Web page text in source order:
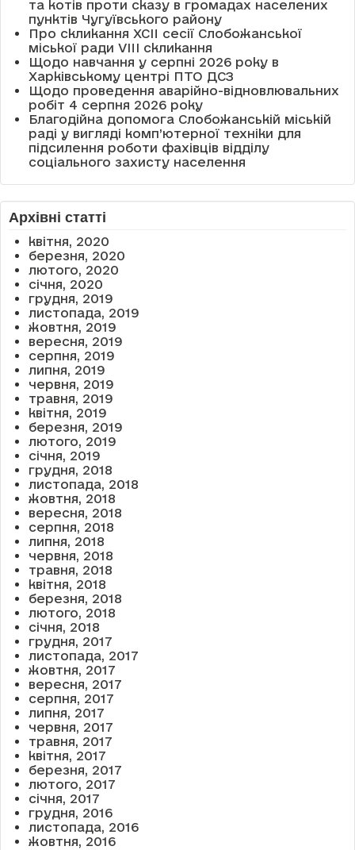
та котів проти сказу в громадах населених
пунктів Чугуївського району
Про скликання XCII сесії Слобожанської
міської ради VIII скликання
Щодо навчання у серпні 2026 року в
Харківському центрі ПТО ДСЗ
Щодо проведення аварійно-відновлювальних
робіт 4 серпня 2026 року
Благодійна допомога Слобожанській міській
раді у вигляді комп’ютерної техніки для
підсилення роботи фахівців відділу
соціального захисту населення
Архівні статті
квітня, 2020
березня, 2020
лютого, 2020
січня, 2020
грудня, 2019
листопада, 2019
жовтня, 2019
вересня, 2019
серпня, 2019
липня, 2019
червня, 2019
травня, 2019
квітня, 2019
березня, 2019
лютого, 2019
січня, 2019
грудня, 2018
листопада, 2018
жовтня, 2018
вересня, 2018
серпня, 2018
липня, 2018
червня, 2018
травня, 2018
квітня, 2018
березня, 2018
лютого, 2018
січня, 2018
грудня, 2017
листопада, 2017
жовтня, 2017
вересня, 2017
серпня, 2017
липня, 2017
червня, 2017
травня, 2017
квітня, 2017
березня, 2017
лютого, 2017
січня, 2017
грудня, 2016
листопада, 2016
жовтня, 2016